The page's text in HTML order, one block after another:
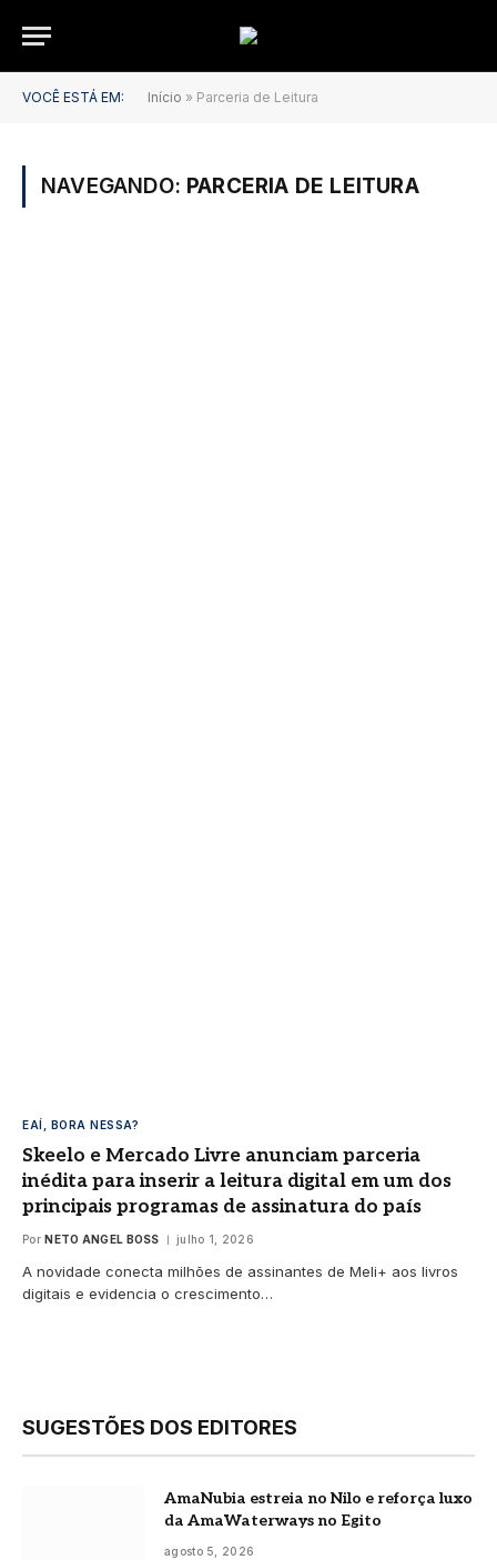
VOCÊ ESTÁ EM: Início » Parceria de Leitura
NAVEGANDO: PARCERIA DE LEITURA
EAÍ, BORA NESSA?
Skeelo e Mercado Livre anunciam parceria
inédita para inserir a leitura digital em um dos
principais programas de assinatura do país
Por NETO ANGEL BOSS julho 1, 2026
A novidade conecta milhões de assinantes de Meli+ aos livros
digitais e evidencia o crescimento…
SUGESTÕES DOS EDITORES
AmaNubia estreia no Nilo e reforça luxo
da AmaWaterways no Egito
agosto 5, 2026